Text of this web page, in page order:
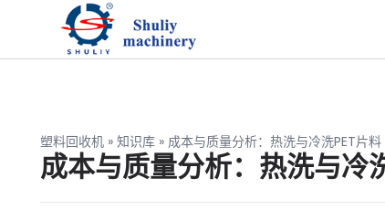
塑料回收机 » 知识库 » 成本与质量分析：热洗与冷洗PET片料
成本与质量分析：热洗与冷